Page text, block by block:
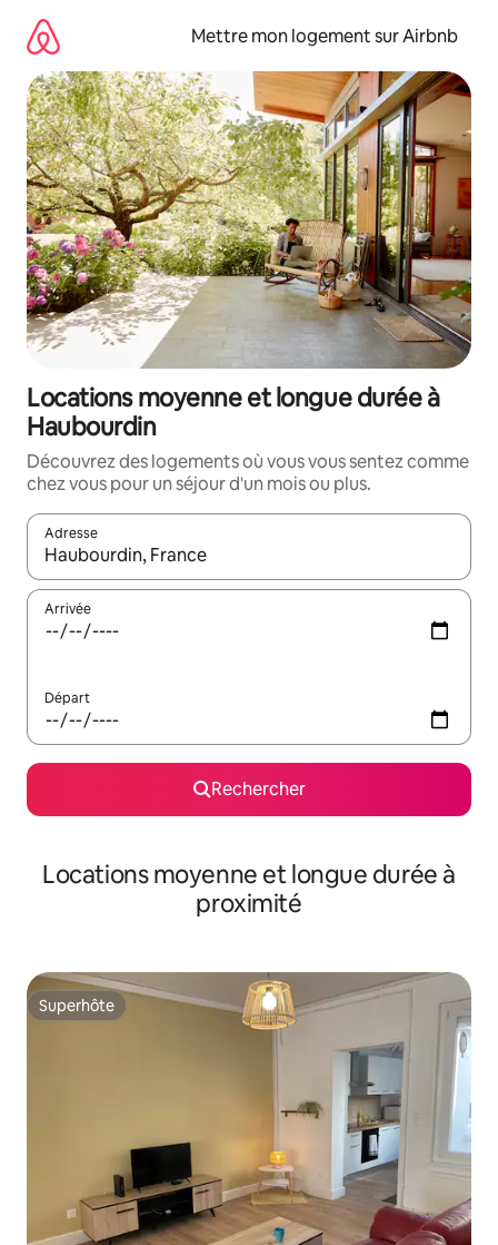
directement
contenu
Mettre mon logement sur Airbnb
Locations moyenne et longue durée à
Haubourdin
Découvrez des logements où vous vous sentez comme
chez vous pour un séjour d'un mois ou plus.
Adresse
Lorsque les résultats s'affichent, utilisez les flèches vers le
Arrivée
Départ
Rechercher
Locations moyenne et longue durée à
proximité
Superhôte
Superhôte